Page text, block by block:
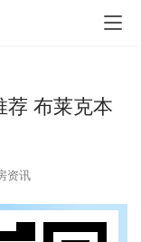
荐 布莱克本
资讯